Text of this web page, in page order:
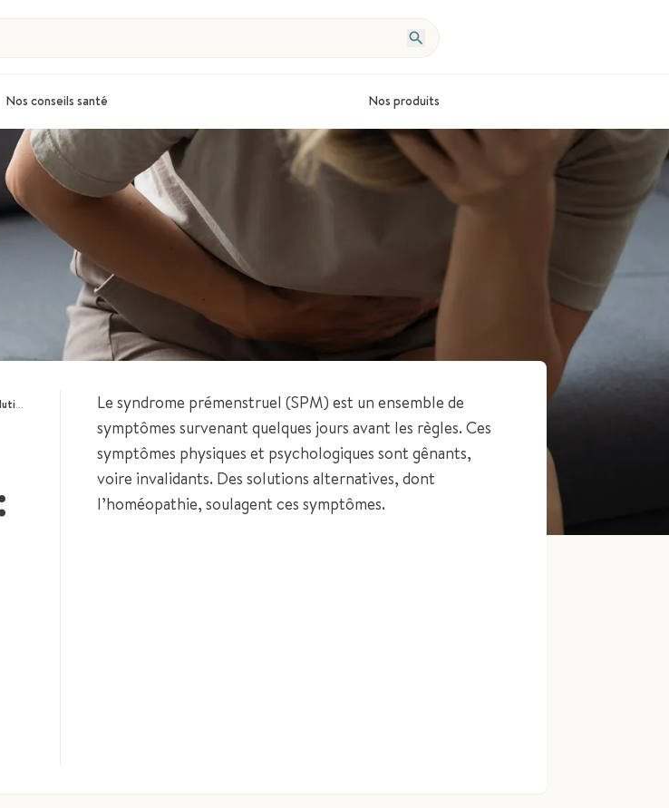
Nos conseils santé Nos produits
?
Le syndrome prémenstruel (SPM) est un ensemble de
symptômes survenant quelques jours avant les règles. Ces
symptômes physiques et psychologiques sont gênants,
voire invalidants. Des solutions alternatives, dont
l’homéopathie, soulagent ces symptômes.